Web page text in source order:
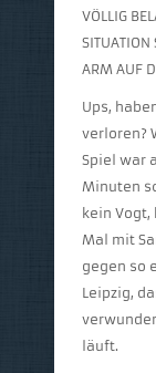
VÖLLIG
SITUATION
ARM AUF
Ups,
verloren?
Spiel war
Minuten
kein Vogt,
Mal mit
gegen so
Leipzig,
läuft.